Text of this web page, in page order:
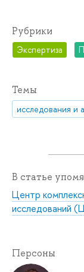
Рубрики
Экспертиза
Темы
исследования и
В статье
Центр
исследований
Персоны